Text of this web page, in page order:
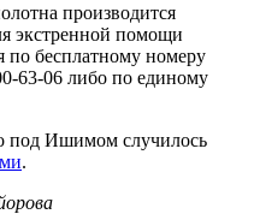
производится
экстренной помощи
по бесплатному номеру
63-06 либо по единому
под Ишимом случилось
.